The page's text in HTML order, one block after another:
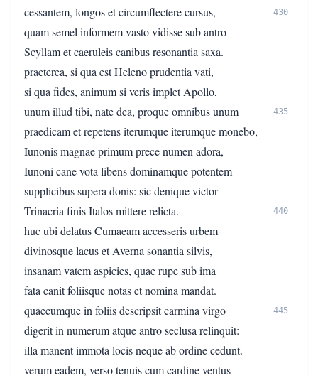
cessantem, longos et circumflectere cursus,
430
quam semel informem vasto vidisse sub antro
Scyllam et caeruleis canibus resonantia saxa.
praeterea, si qua est Heleno prudentia vati,
si qua fides, animum si veris implet Apollo,
unum illud tibi, nate dea, proque omnibus unum
435
praedicam et repetens iterumque iterumque monebo,
Iunonis magnae primum prece numen adora,
Iunoni cane vota libens dominamque potentem
supplicibus supera donis: sic denique victor
Trinacria finis Italos mittere relicta.
440
huc ubi delatus Cumaeam accesseris urbem
divinosque lacus et Averna sonantia silvis,
insanam vatem aspicies, quae rupe sub ima
fata canit foliisque notas et nomina mandat.
quaecumque in foliis descripsit carmina virgo
445
digerit in numerum atque antro seclusa relinquit:
illa manent immota locis neque ab ordine cedunt.
verum eadem, verso tenuis cum cardine ventus